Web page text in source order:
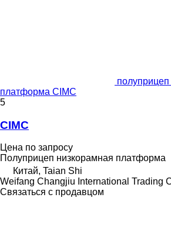
платформа CIMC
5
CIMC
Цена по запросу
Полуприцеп низкорамная платформа
Китай, Taian Shi
Weifang Changjiu International Trading
Связаться с продавцом